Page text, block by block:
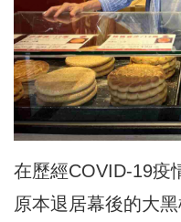
在歷經COVID-19疫
原本退居幕後的大